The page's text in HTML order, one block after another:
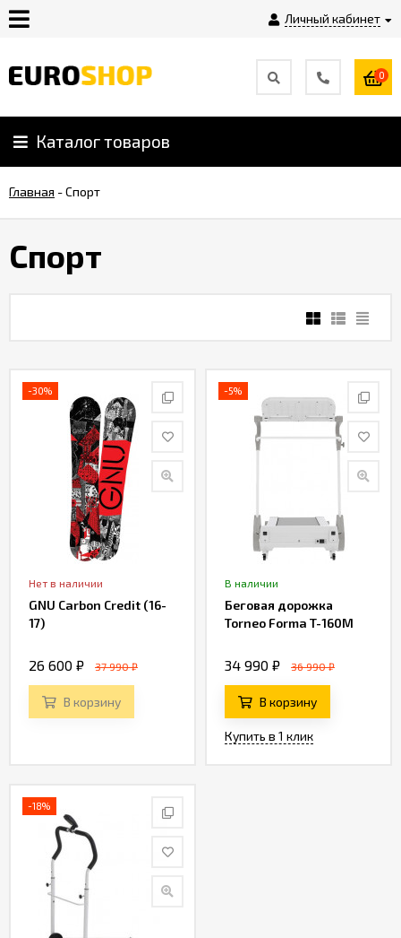
Личный кабинет
Инструкция
Плагины
Контакты
Shop-
Script
Поддержка
0
Каталог товаров
Главная -Спорт
Спорт
-30%
Нет в наличии
GNU Carbon Credit (16-
17)
26 600 ₽ 37 990 ₽
В корзину
-5%
В наличии
Беговая дорожка
Torneo Forma T-160M
34 990 ₽ 36 990 ₽
В корзину
Купить в 1 клик
-18%